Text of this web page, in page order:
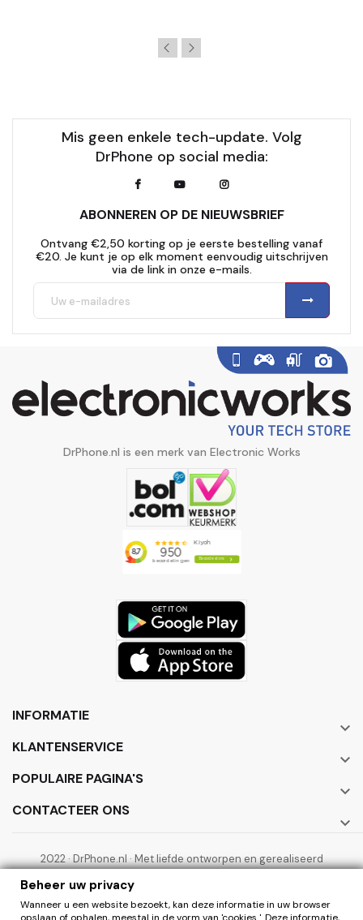
Mis geen enkele tech-update. Volg
DrPhone op social media:
ABONNEREN OP DE NIEUWSBRIEF
Ontvang €2,50 korting op je eerste bestelling vanaf
€20. Je kunt je op elk moment eenvoudig uitschrijven
via de link in onze e-mails.
DrPhone.nl is een merk van Electronic Works
INFORMATIE

KLANTENSERVICE

POPULAIRE PAGINA'S

CONTACTEER ONS

2022 · DrPhone.nl · Met liefde ontworpen en gerealiseerd
Beheer uw privacy
Wanneer u een website bezoekt, kan deze informatie in uw browser